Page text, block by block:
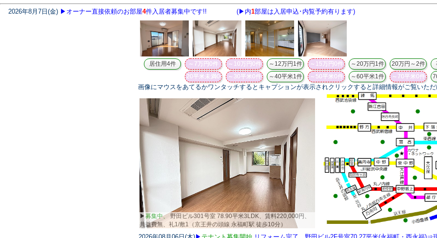
画像にマウスをあてるかワンタッチするとキャプションが表示されクリックすると詳細情報がご覧いた